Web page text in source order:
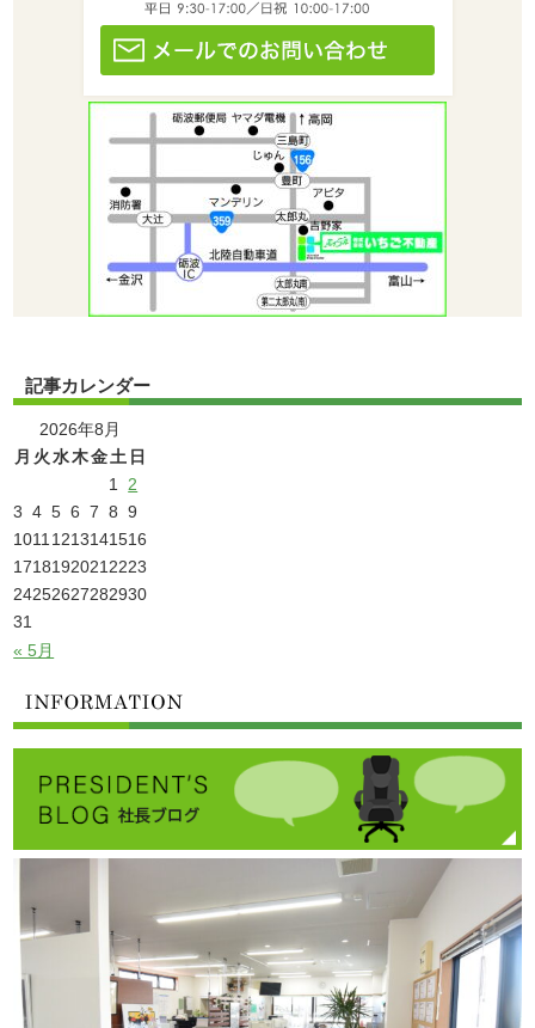
記事カレンダー
2026年8月
月 火 水木金土 日
1 2
3 4 5 6 7 8 9
10111213141516
17181920212223
24252627282930
31
« 5月